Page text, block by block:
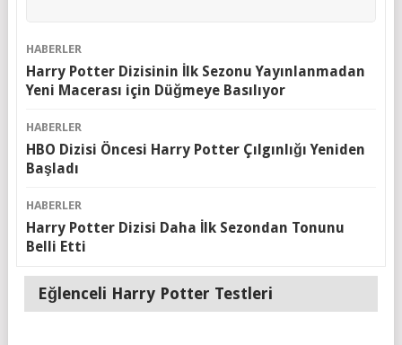
HABERLER
Harry Potter Dizisinin İlk Sezonu Yayınlanmadan
Yeni Macerası için Düğmeye Basılıyor
HABERLER
HBO Dizisi Öncesi Harry Potter Çılgınlığı Yeniden
Başladı
HABERLER
Harry Potter Dizisi Daha İlk Sezondan Tonunu
Belli Etti
Eğlenceli Harry Potter Testleri